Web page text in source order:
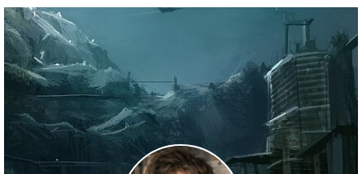
où
le
rôliste
?